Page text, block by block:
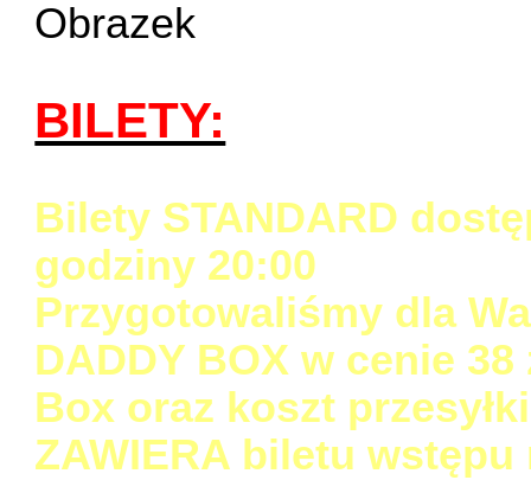
BILETY:
Bilety STANDARD
godziny 20:00
Przygotowaliśmy dla
DADDY BOX w cenie
Box oraz koszt
ZAWIERA biletu wstępu